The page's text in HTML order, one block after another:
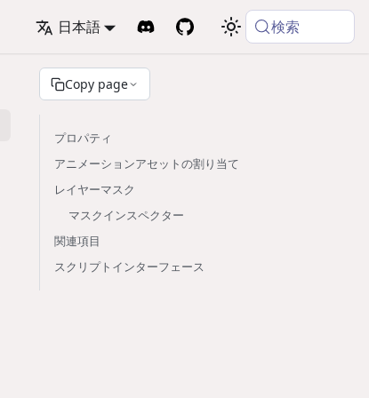
日本語 検索
Copy page
プロパティ
アニメーションアセットの割り当て
レイヤーマスク
マスクインスペクター
関連項目
スクリプトインターフェース